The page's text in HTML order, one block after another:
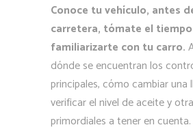
Conoce tu vehículo, antes
carretera, tómate el
familiarizarte con tu carro.
dónde se encuentran los
principales, cómo cambiar
verificar el nivel de aceite y
primordiales a tener en cuenta.